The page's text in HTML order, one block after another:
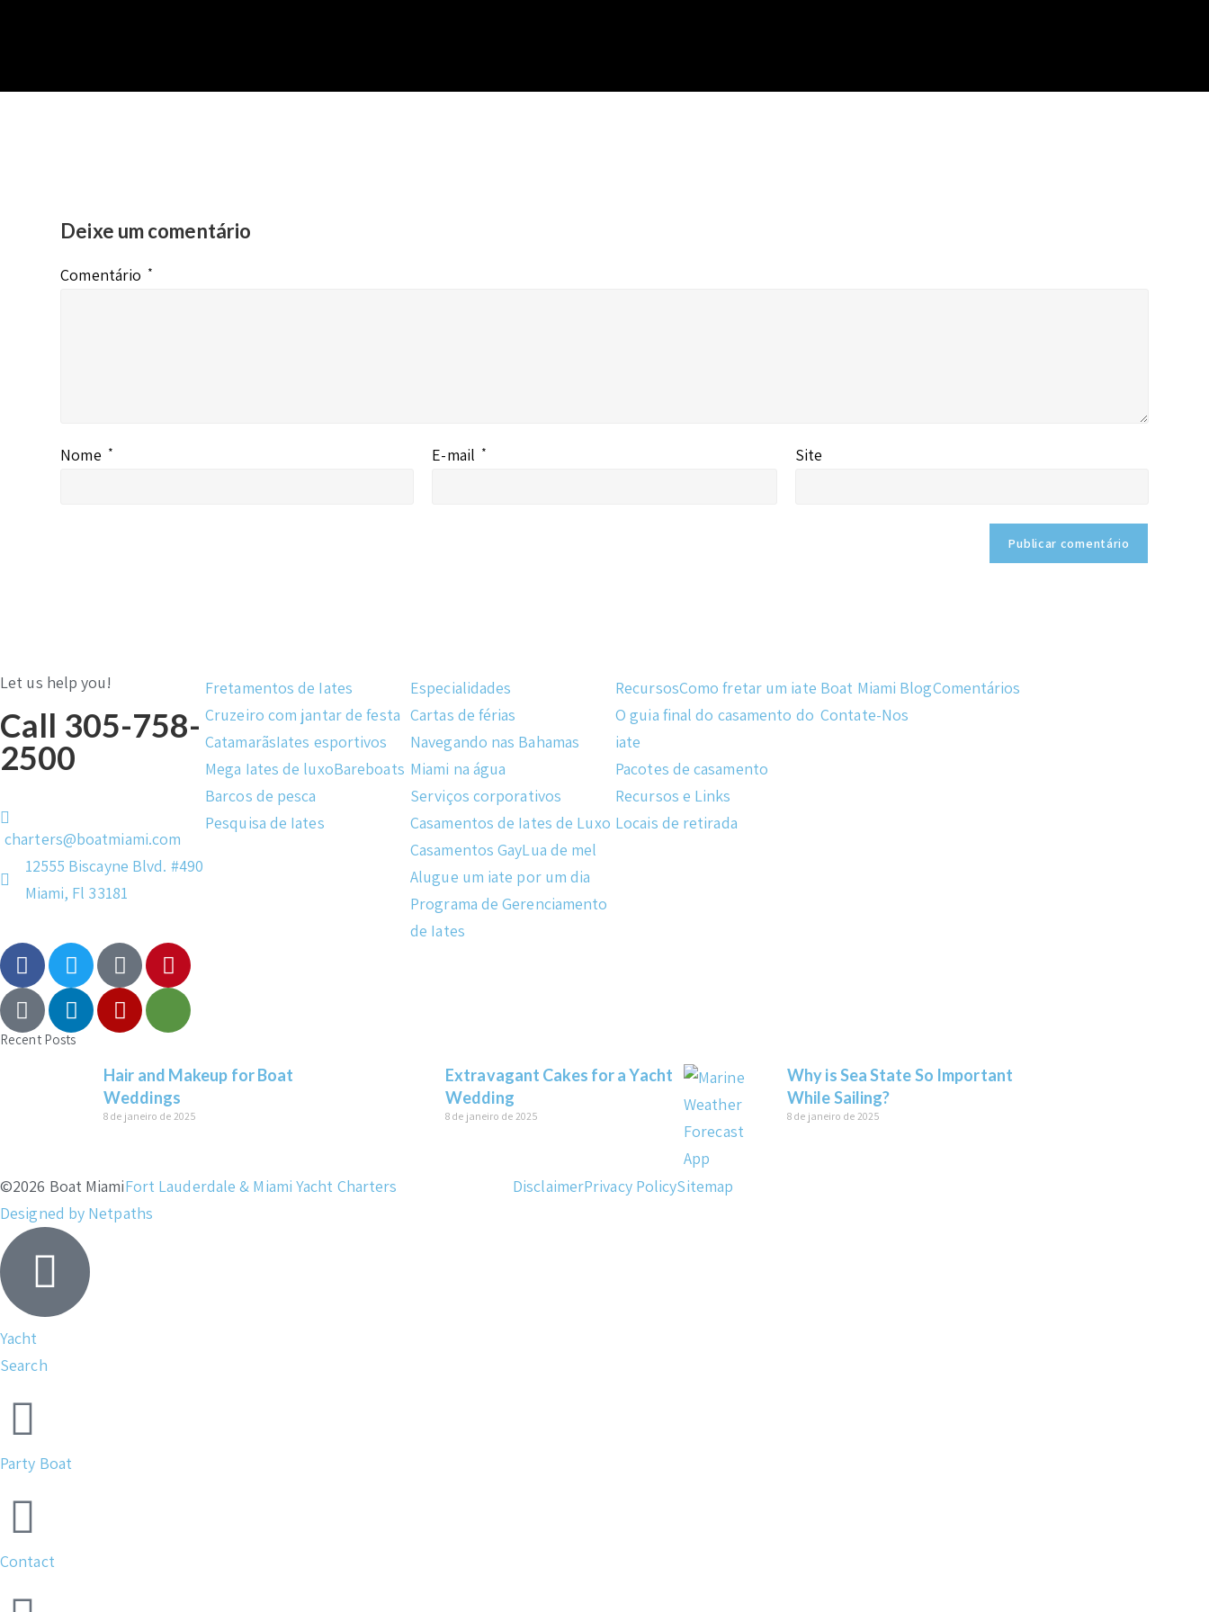
Deixe um comentário
Comentário *
Nome * E-mail * Site
Let us help you!
Call 305-758-
2500
charters@boatmiami.com
12555 Biscayne Blvd. #490
Miami, Fl 33181
Fretamentos de Iates
Cruzeiro com jantar de festa
CatamarãsIates esportivos
Mega Iates de luxoBareboats
Barcos de pesca
Pesquisa de Iates
Especialidades
Cartas de férias
Navegando nas Bahamas
Miami na água
Serviços corporativos
Casamentos de Iates de Luxo
Casamentos GayLua de mel
Alugue um iate por um dia
Programa de Gerenciamento
de Iates
RecursosComo fretar um iate
O guia final do casamento do
iate
Pacotes de casamento
Recursos e Links
Locais de retirada
Boat Miami BlogComentários
Contate-Nos
Recent Posts
Hair and Makeup for Boat
Weddings
8 de janeiro de 2025
Extravagant Cakes for a Yacht
Wedding
8 de janeiro de 2025
Why is Sea State So Important
While Sailing?
8 de janeiro de 2025
©2026 Boat MiamiFort Lauderdale & Miami Yacht Charters
Designed by Netpaths
DisclaimerPrivacy PolicySitemap
Yacht
Search
Party Boat
Contact